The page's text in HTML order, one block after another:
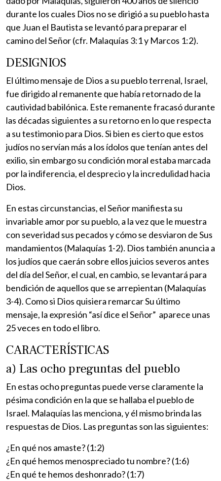
durante los cuales Dios no se dirigió a su pueblo hasta
que Juan el Bautista se levantó para preparar el
camino del Señor (cfr. Malaquías 3:1 y Marcos 1:2).
DESIGNIOS
El último mensaje de Dios a su pueblo terrenal, Israel,
fue dirigido al remanente que había retornado de la
cautividad babilónica. Este remanente fracasó durante
las décadas siguientes a su retorno en lo que respecta
a su testimonio para Dios. Si bien es cierto que estos
judíos no servían más a los ídolos que tenían antes del
exilio, sin embargo su condición moral estaba marcada
por la indiferencia, el desprecio y la incredulidad hacia
Dios.
En estas circunstancias, el Señor manifiesta su
invariable amor por su pueblo, a la vez que le muestra
con severidad sus pecados y cómo se desviaron de Sus
mandamientos (Malaquías 1-2). Dios también anuncia a
los judíos que caerán sobre ellos juicios severos antes
del día del Señor, el cual, en cambio, se levantará para
bendición de aquellos que se arrepientan (Malaquías
3-4). Como si Dios quisiera remarcar Su último
mensaje, la expresión “así dice el Señor” aparece unas
25 veces en todo el libro.
CARACTERÍSTICAS
a) Las ocho preguntas del pueblo
En estas ocho preguntas puede verse claramente la
pésima condición en la que se hallaba el pueblo de
Israel. Malaquías las menciona, y él mismo brinda las
respuestas de Dios. Las preguntas son las siguientes:
¿En qué nos amaste? (1:2)
¿En qué hemos menospreciado tu nombre? (1:6)
¿En qué te hemos deshonrado? (1:7)